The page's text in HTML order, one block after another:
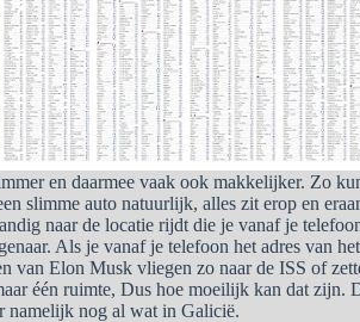
en daarmee vaak ook makkelijker. Zo
slimme auto natuurlijk, alles zit erop en
naar de locatie rijdt die je vanaf je
Als je vanaf je telefoon het adres van
van Elon Musk vliegen zo naar de ISS of
één ruimte, Dus hoe moeilijk kan dat zijn.
namelijk nog al wat in Galicië.